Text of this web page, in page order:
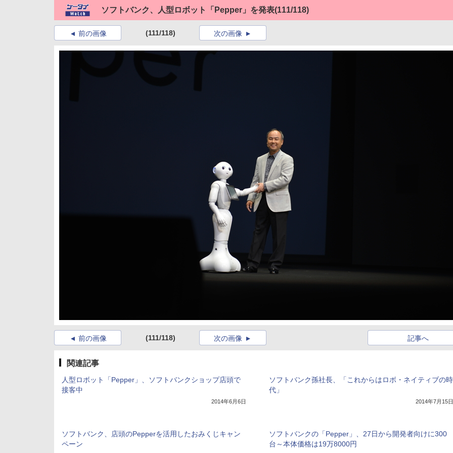
ソフトバンク、人型ロボット「Pepper」を発表(111/118)
前の画像 (111/118) 次の画像
前の画像 (111/118) 記事へ
次の画像
関連記事
人型ロボット「Pepper」、ソフトバンクショップ店頭で
接客中
2014年6月6日
ソフトバンク孫社長、「これからはロボ・ネイティブの時
代」
2014年7月15日
ソフトバンク、店頭のPepperを活用したおみくじキャン
ペーン
ソフトバンクの「Pepper」、27日から開発者向けに300
台～本体価格は19万8000円